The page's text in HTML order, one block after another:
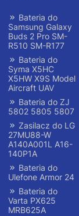
Bateria do
Samsung Galaxy
Buds 2 Pro SM-
R510 SM-R177
Bateria do
Syma X5HC
X5HW X9S Model
Aircraft UAV
Bateria do ZJ
5802 5805 5807
Zasilacz do LG
27MU88-W
A140A001L A16-
140P1A
Bateria do
Ulefone Armor 24
Bateria do
Varta PX625
MRB625A